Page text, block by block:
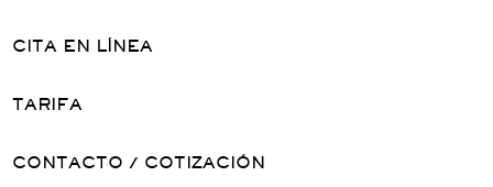
CITA EN LÍNEA
TARIFA
CONTACTO / COTIZACIÓN